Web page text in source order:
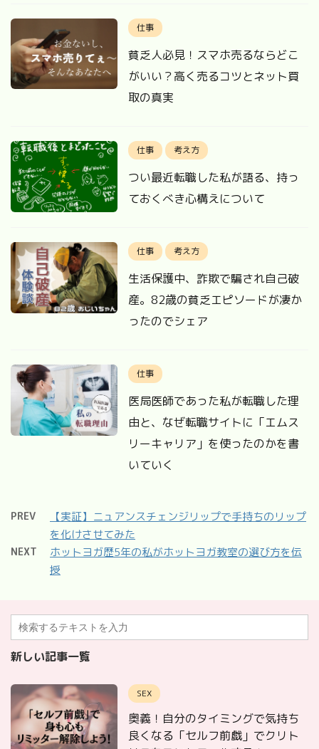
仕事
貧乏人必見！スマホ売るならどこ
がいい？高く売るコツとネット買
取の真実
仕事 考え方
つい最近転職した私が語る、持っ
ておくべき心構えについて
仕事 考え方
生活保護中、詐欺で騙され自己破
産。82歳の貧乏エピソードが凄か
ったのでシェア
仕事
医局医師であった私が転職した理
由と、なぜ転職サイトに「エムス
リーキャリア」を使ったのかを書
いていく
PREV
【実証】ニュアンスチェンジリップで手持ちのリップ
を化けさせてみた
NEXT
ホットヨガ歴5年の私がホットヨガ教室の選び方を伝
授
新しい記事一覧
SEX
奥義！自分のタイミングで気持ち
良くなる「セルフ前戯」でクリト